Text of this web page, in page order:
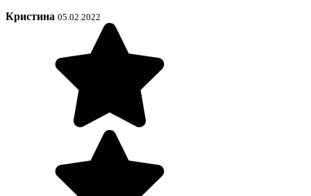
Кристина 05.02.2022